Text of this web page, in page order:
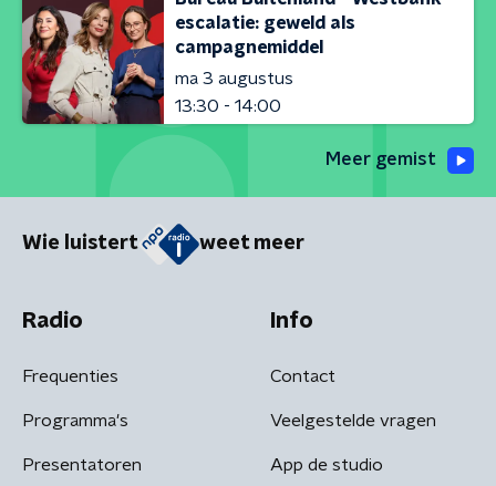
escalatie: geweld als
campagnemiddel
ma 3 augustus
13:30 - 14:00
Meer gemist
Wie luistert weet meer
Radio
Frequenties
Programma's
Presentatoren
Info
Contact
Veelgestelde vragen
App de studio